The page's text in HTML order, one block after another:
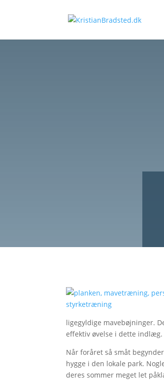
ligegyldige mavebøjninger.
effektiv øvelse i dette indlæg.
Når foråret så småt
hygge i den lokale park.
deres sommer meget let